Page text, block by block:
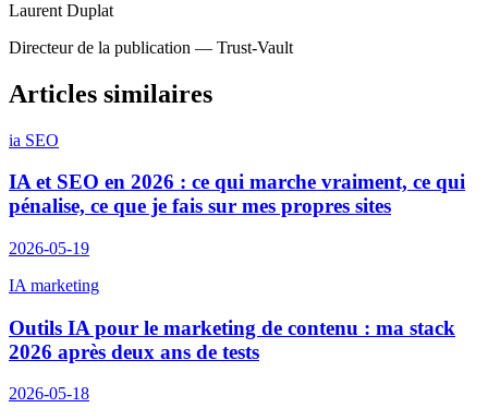
Laurent Duplat
Directeur de la publication — Trust-Vault
Articles similaires
ia SEO
IA et SEO en 2026 : ce qui marche vraiment, ce qui
pénalise, ce que je fais sur mes propres sites
2026-05-19
IA marketing
Outils IA pour le marketing de contenu : ma stack
2026 après deux ans de tests
2026-05-18